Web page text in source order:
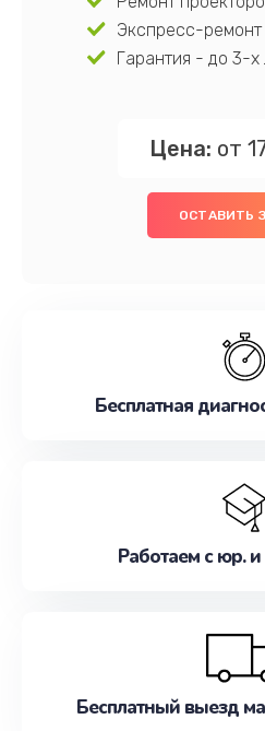
Экспресс-ремонт
Гарантия - до 3-х
Цена: от
ОСТАВИТЬ
Бесплатная
Работаем с юр.
Бесплатный выезд